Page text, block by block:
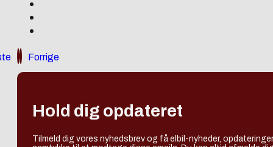
Forrige
Hold dig opdateret
Tilmeld dig vores nyhedsbrev og få elbil-nyheder,